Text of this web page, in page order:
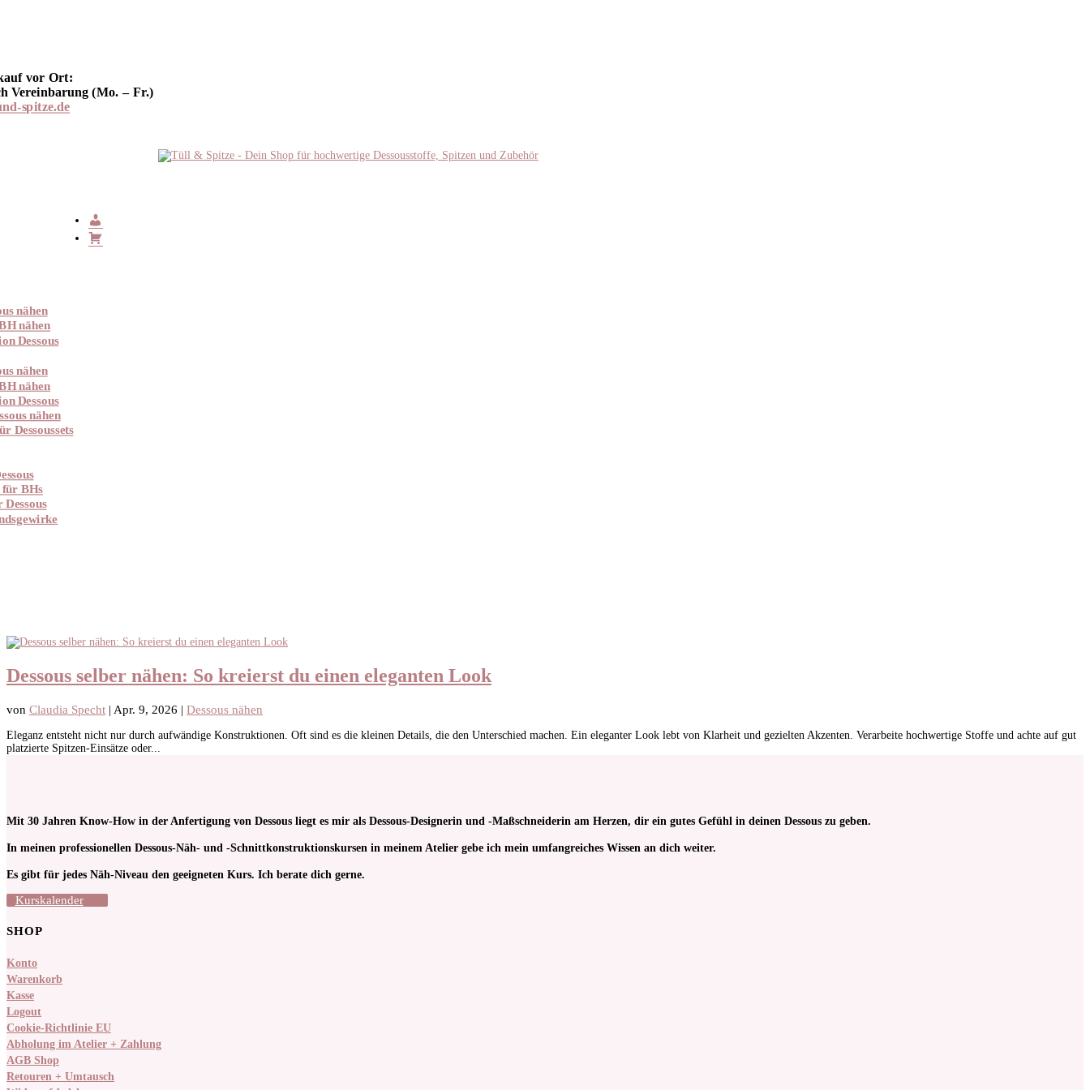
vor Ort:
Vereinbarung (Mo. – Fr.)
spitze.de
nähen
nähen
Dessous
nähen
nähen
Dessous
nähen
Dessoussets
für BHs
Dessous selber nähen: So kreierst du einen eleganten Look
von Claudia Specht | Apr. 9, 2026 | Dessous nähen
Eleganz entsteht nicht nur durch aufwändige Konstruktionen. Oft sind es die kleinen Details, die den Unterschied machen. Ein eleganter Look lebt von Klarheit und gezielten Akzenten. Verarbeite hochwertige Stoffe und achte auf gut
platzierte Spitzen-Einsätze oder...
Mit 30 Jahren Know-How in der Anfertigung von Dessous liegt es mir als Dessous-Designerin und -Maßschneiderin am Herzen, dir ein gutes Gefühl in deinen Dessous zu geben.
In meinen pro­fessionellen Dessous-Näh- und -Schnitt­kon­struktions­kursen in meinem Atelier gebe ich mein umfangreiches Wissen an dich weiter.
Es gibt für jedes Näh-Niveau den geeigneten Kurs. Ich berate dich gerne.
Kurskalender
SHOP
Konto
Warenkorb
Kasse
Logout
Cookie-Richtlinie EU
Abholung im Atelier + Zahlung
AGB Shop
Retouren + Umtausch